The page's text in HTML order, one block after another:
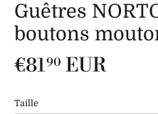
Guêtres
boutons
€8190 EUR
Taille